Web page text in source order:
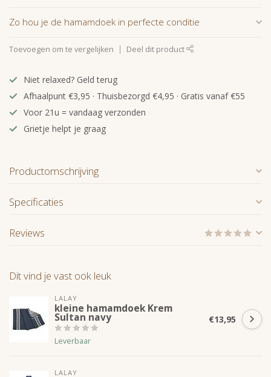
Zo hou je de hamamdoek in perfecte conditie
Toevoegen om te vergelijken Deel dit product
Niet relaxed? Geld terug
Afhaalpunt €3,95 · Thuisbezorgd €4,95 · Gratis vanaf €55
Voor 21u = vandaag verzonden
Grietje helpt je graag
Productomschrijving
Specificaties
Reviews
Dit vind je vast ook leuk
LALAY
kleine hamamdoek Krem
Sultan navy
Leverbaar
€13,95
LALAY